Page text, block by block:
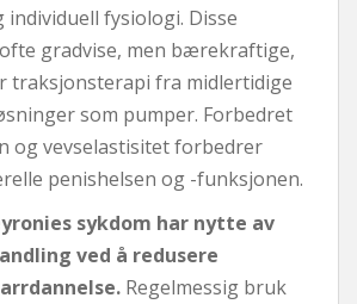
individuell fysiologi. Disse
gradvise, men bærekraftige,
traksjonsterapi fra midlertidige
som pumper. Forbedret
og vevselastisitet forbedrer
penishelsen og -funksjonen.
sykdom har nytte av
ved å redusere
Regelmessig bruk